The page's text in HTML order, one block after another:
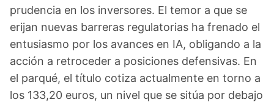
prudencia en los inversores. El temor a que se
erijan nuevas barreras regulatorias ha frenado el
entusiasmo por los avances en IA, obligando a la
acción a retroceder a posiciones defensivas. En
el parqué, el título cotiza actualmente en torno a
los 133,20 euros, un nivel que se sitúa por debajo